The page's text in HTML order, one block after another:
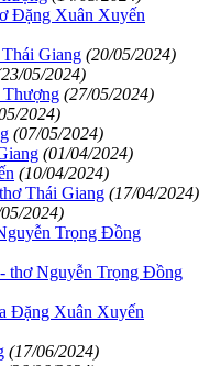
Đặng Xuân Xuyến
Giang (20/05/2024)
05/2024)
(27/05/2024)
2024)
(07/05/2024)
(01/04/2024)
(10/04/2024)
Thái Giang (17/04/2024)
2024)
Trọng Đồng
thơ Nguyễn Trọng Đồng
Đặng Xuân Xuyến
(17/06/2024)